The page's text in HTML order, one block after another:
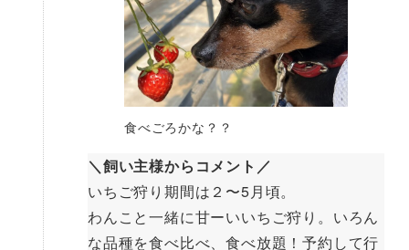
食べごろかな？？
＼飼い主様からコメント／
いちご狩り期間は２〜5月頃。
わんこと一緒に甘ーいいちご狩り。いろん
な品種を食べ比べ、食べ放題！予約して行